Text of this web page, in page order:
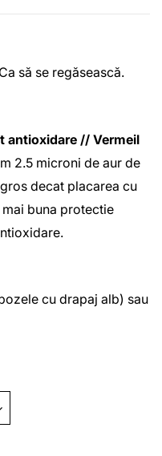
să se regăsească.
antioxidare // Vermeil
2.5 microni de aur de
decat placarea cu
buna protectie
cu drapaj alb) sau